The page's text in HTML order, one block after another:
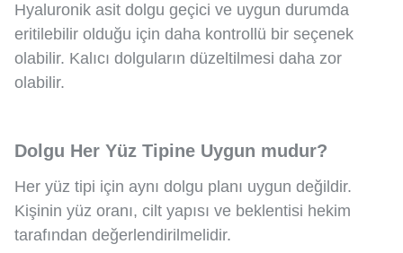
Hyaluronik asit dolgu geçici ve uygun durumda
eritilebilir olduğu için daha kontrollü bir seçenek
olabilir. Kalıcı dolguların düzeltilmesi daha zor
olabilir.
Dolgu Her Yüz Tipine Uygun mudur?
Her yüz tipi için aynı dolgu planı uygun değildir.
Kişinin yüz oranı, cilt yapısı ve beklentisi hekim
tarafından değerlendirilmelidir.